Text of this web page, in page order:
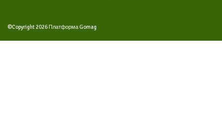
©Copyright 2026Платформа Gomag